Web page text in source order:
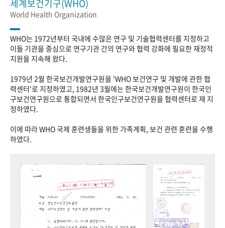
세계보건기구(WHO)
World Health Organization
WHO는 1972년부터 국내에 수많은 연구 및 기술협력센터를 지정하고
이들 기관을 중심으로 연구기관 간의 연구와 협력 강화에 필요한 재정적
지원을 지속해 왔다.
1979년 2월 한국보건개발연구원을 'WHO 보건연구 및 개발에 관한 협
력센터'로 지정하였고, 1982년 3월에는 한국보건개발연구원이 한국인
구보건연구원으로 통합되면서 한국인구보건연구원을 협력센터로 재 지
정하였다.
이에 따라 WHO 국제 훈련생들을 위한 가족계획, 보건 관련 훈련을 수행
하였다.